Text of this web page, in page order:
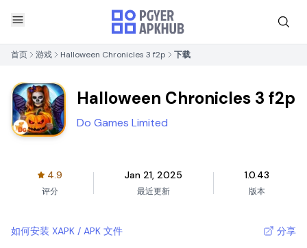
首页 游戏 Halloween Chronicles 3 f2p 下载
Halloween Chronicles 3 f2p
Do Games Limited
4.9
评分
Jan 21, 2025
最近更新
1.0.43
版本
如何安装 XAPK / APK 文件 分享